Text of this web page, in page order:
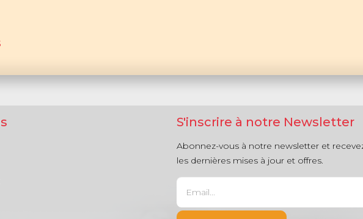
S'inscrire à notre Newsletter
Abonnez-vous à notre newsletter et
les dernières mises à jour et offres.